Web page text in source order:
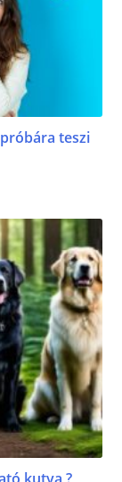
teszi